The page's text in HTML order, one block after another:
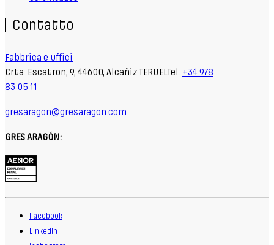
Contatto
Fabbrica e uffici
Crta. Escatron, 9, 44600, Alcañiz TERUELTel. +34 978
83 05 11
gresaragon@gresaragon.com
GRES ARAGÓN:
Facebook
LinkedIn